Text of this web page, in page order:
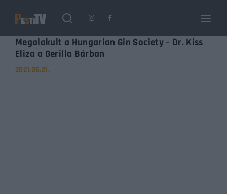
Megalakult a Hungarian Gin Society – Dr. Kiss
Eliza a Gerilla Bárban
2021.06.21.
Login Register
Username or Email Address